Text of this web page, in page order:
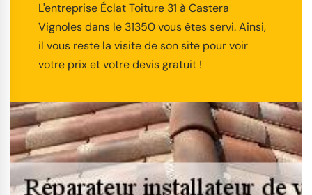
L'entreprise Éclat Toiture 31 à Castera
Vignoles dans le 31350 vous êtes servi. Ainsi,
il vous reste la visite de son site pour voir
votre prix et votre devis gratuit !